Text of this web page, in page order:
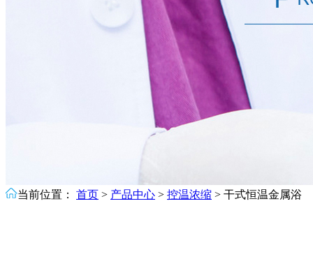
当前位置： 首页 > 产品中心 > 控温浓缩 > 干式恒温金属浴